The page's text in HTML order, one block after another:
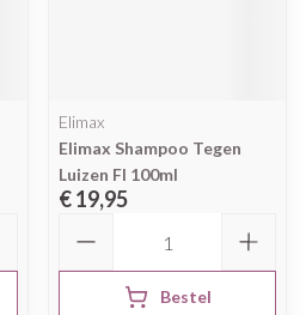
Elimax
Elimax Shampoo Tegen
Luizen Fl 100ml
€ 19,95
Bestel